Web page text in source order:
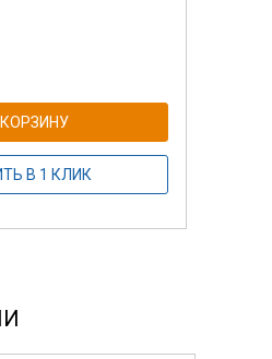
В 1 КЛИК